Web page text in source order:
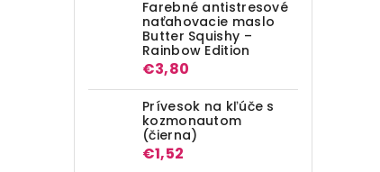
Farebné antistresové
naťahovacie maslo
Butter Squishy –
Rainbow Edition
€3,80
Prívesok na kľúče s
kozmonautom
(čierna)
€1,52